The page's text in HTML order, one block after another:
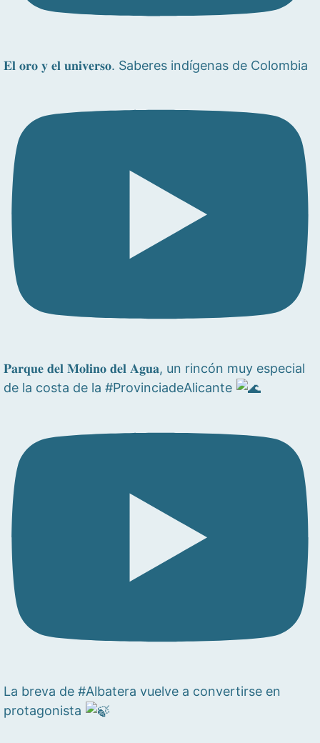
𝐄𝐥 𝐨𝐫𝐨 𝐲 𝐞𝐥 𝐮𝐧𝐢𝐯𝐞𝐫𝐬𝐨. Saberes indígenas de Colombia
𝐏𝐚𝐫𝐪𝐮𝐞 𝐝𝐞𝐥 𝐌𝐨𝐥𝐢𝐧𝐨 𝐝𝐞𝐥 𝐀𝐠𝐮𝐚, un rincón muy especial
de la costa de la #ProvinciadeAlicante
La breva de #Albatera vuelve a convertirse en
protagonista